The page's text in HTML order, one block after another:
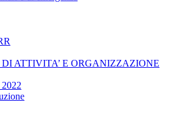
ATTIVITA’ E ORGANIZZAZIONE